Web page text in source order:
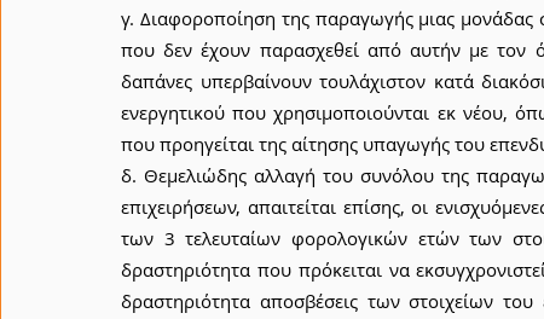
γ. Διαφοροποίηση της παραγωγής μιας μονάδας
που δεν έχουν παρασχεθεί από αυτήν με τον
δαπάνες υπερβαίνουν τουλάχιστον κατά
ενεργητικού που χρησιμοποιούνται εκ νέου,
που προηγείται της αίτησης υπαγωγής του
δ. Θεμελιώδης αλλαγή του συνόλου της
επιχειρήσεων, απαιτείται επίσης, οι
των 3 τελευταίων φορολογικών ετών των
δραστηριότητα που πρόκειται να
δραστηριότητα αποσβέσεις των στοιχείων